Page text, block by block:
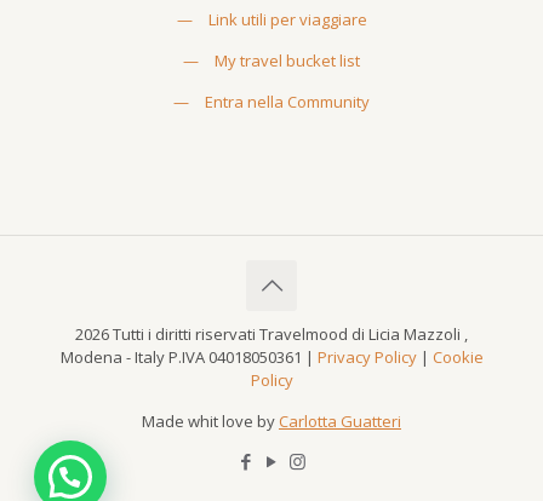
—
Link utili per viaggiare
—
My travel bucket list
—
Entra nella Community
2026 Tutti i diritti riservati Travelmood di Licia Mazzoli ,
Modena - Italy P.IVA 04018050361 | Privacy Policy| Cookie
Policy
Made whit love by Carlotta Guatteri